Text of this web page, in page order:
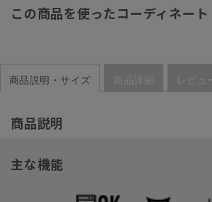
この商品を使ったコーディネート
商品説明・サイズ 商品詳細 レビュ
商品説明
主な機能